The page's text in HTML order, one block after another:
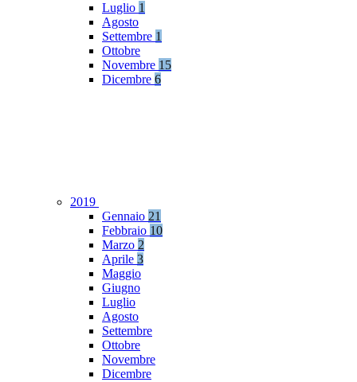
Luglio 1
Agosto
Settembre 1
Ottobre
Novembre 15
Dicembre 6
2019
Gennaio 21
Febbraio 10
Marzo 2
Aprile 3
Maggio
Giugno
Luglio
Agosto
Settembre
Ottobre
Novembre
Dicembre